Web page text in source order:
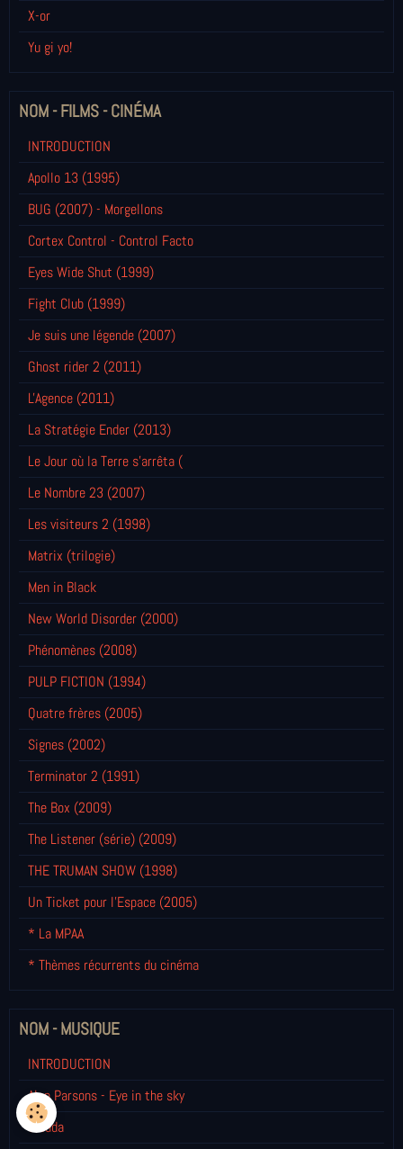
X-or
Yu gi yo!
NOM - FILMS - CINÉMA
INTRODUCTION
Apollo 13 (1995)
BUG (2007) - Morgellons
Cortex Control - Control Facto
Eyes Wide Shut (1999)
Fight Club (1999)
Je suis une légende (2007)
Ghost rider 2 (2011)
L'Agence (2011)
La Stratégie Ender (2013)
Le Jour où la Terre s'arrêta (
Le Nombre 23 (2007)
Les visiteurs 2 (1998)
Matrix (trilogie)
Men in Black
New World Disorder (2000)
Phénomènes (2008)
PULP FICTION (1994)
Quatre frères (2005)
Signes (2002)
Terminator 2 (1991)
The Box (2009)
The Listener (série) (2009)
THE TRUMAN SHOW (1998)
Un Ticket pour l'Espace (2005)
* La MPAA
* Thèmes récurrents du cinéma
NOM - MUSIQUE
INTRODUCTION
Alan Parsons - Eye in the sky
Cicada